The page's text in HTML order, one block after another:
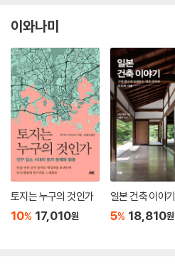
이와나미
토지는 누구의 것인가
10% 17,010원
일본 건축 이야기
5% 18,810원